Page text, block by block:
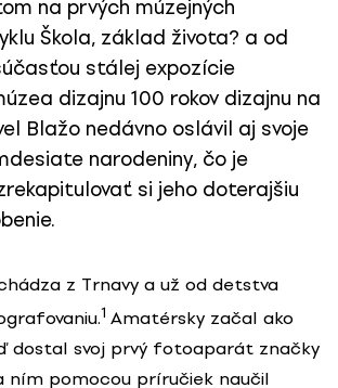
na prvých múzejných
Škola, základ života? a od
stálej expozície
dizajnu 100 rokov dizajnu na
Blažo nedávno oslávil aj svoje
narodeniny, čo je
si jeho doterajšiu
z Trnavy a už od detstva
1 Amatérsky začal ako
dostal svoj prvý fotoaparát značky
ním pomocou príručiek naučil